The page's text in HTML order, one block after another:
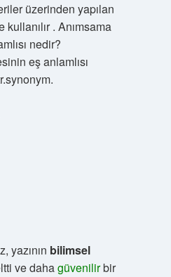
üzerinden yapılan
. Anımsama
nedir?
eş anlamlısı
yazının bilimsel
ve dahagüvenilirbir